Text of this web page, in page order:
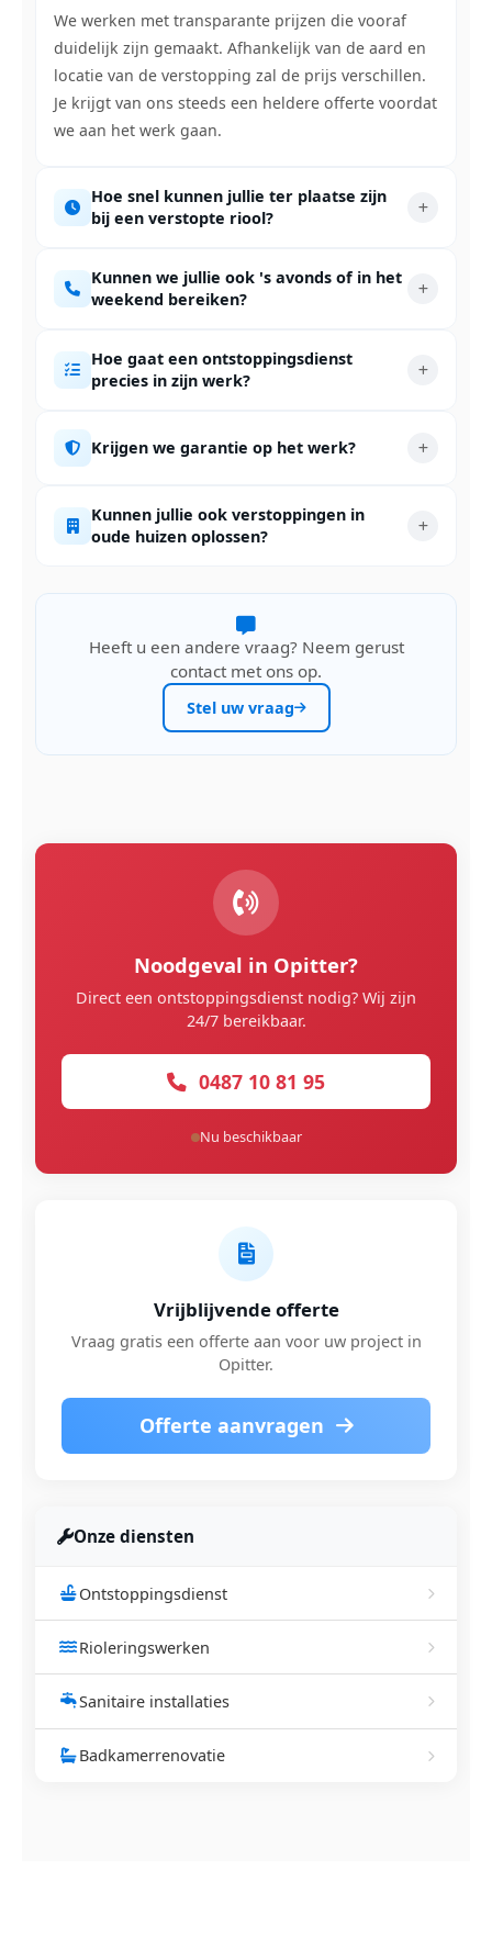
We werken met transparante prijzen die vooraf
duidelijk zijn gemaakt. Afhankelijk van de aard en
locatie van de verstopping zal de prijs verschillen.
Je krijgt van ons steeds een heldere offerte voordat
we aan het werk gaan.
Hoe snel kunnen jullie ter plaatse zijn
bij een verstopte riool?
Kunnen we jullie ook 's avonds of in het
weekend bereiken?
Hoe gaat een ontstoppingsdienst
precies in zijn werk?
Krijgen we garantie op het werk?
Kunnen jullie ook verstoppingen in
oude huizen oplossen?
Heeft u een andere vraag? Neem gerust
contact met ons op.
Stel uw vraag
Noodgeval in Opitter?
Direct een ontstoppingsdienst nodig? Wij zijn
24/7 bereikbaar.
0487 10 81 95
Nu beschikbaar
Vrijblijvende offerte
Vraag gratis een offerte aan voor uw project in
Opitter.
Offerte aanvragen
Onze diensten
Ontstoppingsdienst
Rioleringswerken
Sanitaire installaties
Badkamerrenovatie